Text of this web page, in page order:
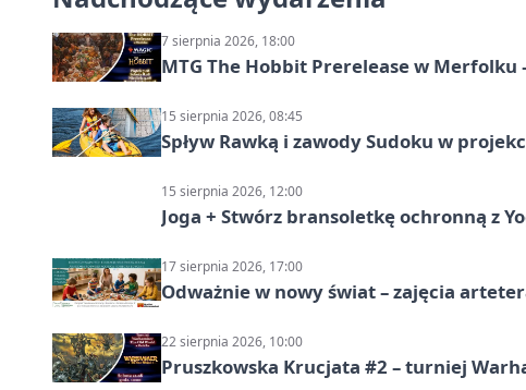
7 sierpnia 2026, 18:00
MTG The Hobbit Prerelease w Merfolku
15 sierpnia 2026, 08:45
Spływ Rawką i zawody Sudoku w
15 sierpnia 2026, 12:00
Joga + Stwórz bransoletkę ochronną z
17 sierpnia 2026, 17:00
Odważnie w nowy świat – zajęcia
22 sierpnia 2026, 10:00
Pruszkowska Krucjata #2 – turniej